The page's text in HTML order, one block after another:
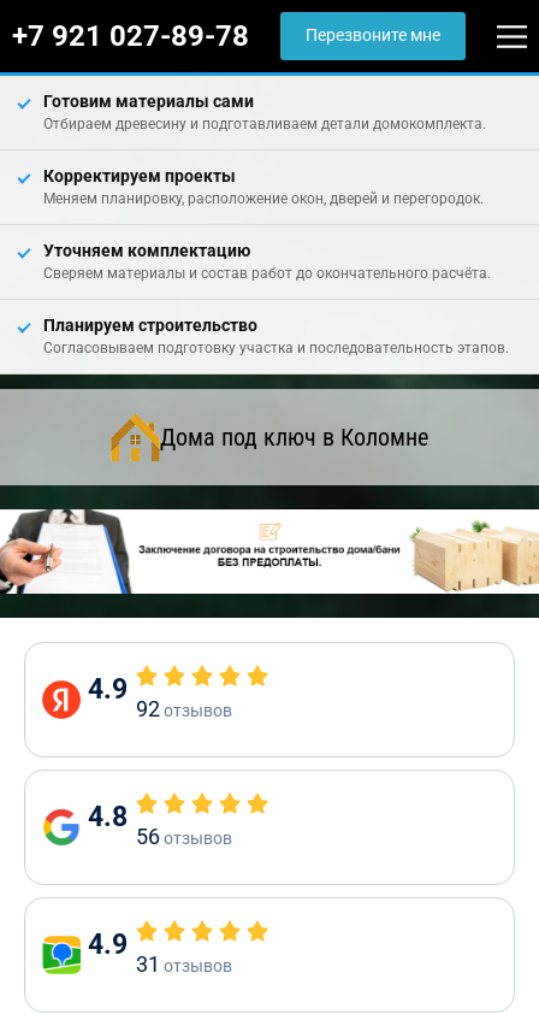
+7 921 027-89-78 Перезвоните мне
Готовим материалы сами
Отбираем древесину и подготавливаем детали домокомплекта.
Корректируем проекты
Меняем планировку, расположение окон, дверей и перегородок.
Уточняем комплектацию
Сверяем материалы и состав работ до окончательного расчёта.
Планируем строительство
Согласовываем подготовку участка и последовательность этапов.
Дома под ключ в Коломне
4.9
92отзывов
4.8
56отзывов
4.9
31 отзывов